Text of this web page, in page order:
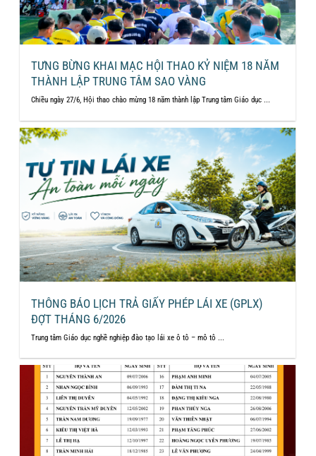
TƯNG BỪNG KHAI MẠC HỘI THAO KỶ NIỆM 18 NĂM
THÀNH LẬP TRUNG TÂM SAO VÀNG
Chiều ngày 27/6, Hội thao chào mừng 18 năm thành lập Trung tâm Giáo dục ...
THÔNG BÁO LỊCH TRẢ GIẤY PHÉP LÁI XE (GPLX)
ĐỢT THÁNG 6/2026
Trung tâm Giáo dục nghề nghiệp đào tạo lái xe ô tô – mô tô ...